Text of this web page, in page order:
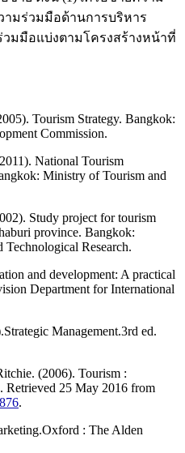
ามร่วมมือด้านการบริหาร
วมมือแบ่งตามโครงสร้างหน้าที่
Tourism Strategy. Bangkok:
Commission.
National Tourism
Ministry of Tourism and
Study project for tourism
province. Bangkok:
Research.
and development: A practical
Department for International
Management.3rd ed.
(2006). Tourism :
Retrieved 25 May 2016 from
.
: The Alden